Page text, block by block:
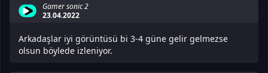
Gamer sonic 2
23.04.2022
Arkadaşlar iyi görüntüsü bi 3-4 güne gelir gelmezse
olsun böylede izleniyor.